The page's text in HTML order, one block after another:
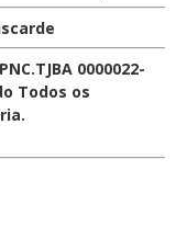
0000022-
Todos os